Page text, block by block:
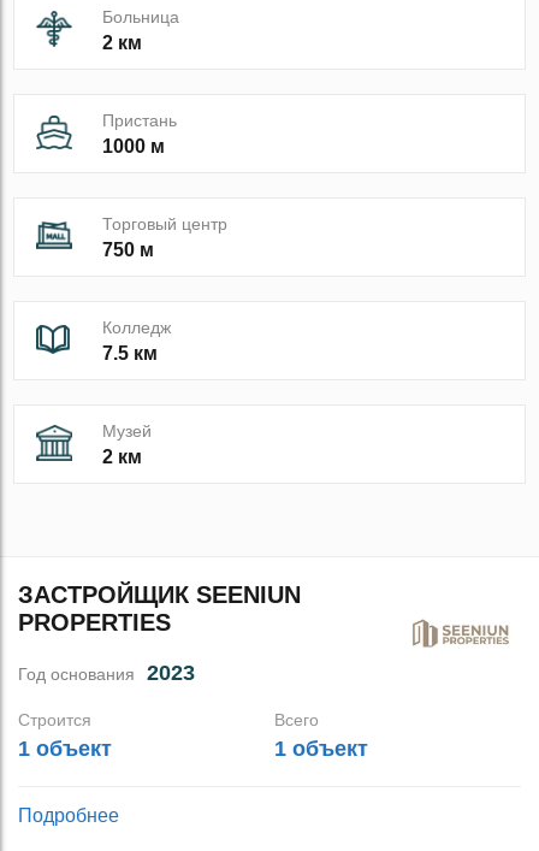
Больница
2 км
Пристань
1000 м
Торговый центр
750 м
Колледж
7.5 км
Музей
2 км
ЗАСТРОЙЩИК SEENIUN
PROPERTIES
Год основания 2023
Строится
1 объект
Всего
1 объект
Подробнее